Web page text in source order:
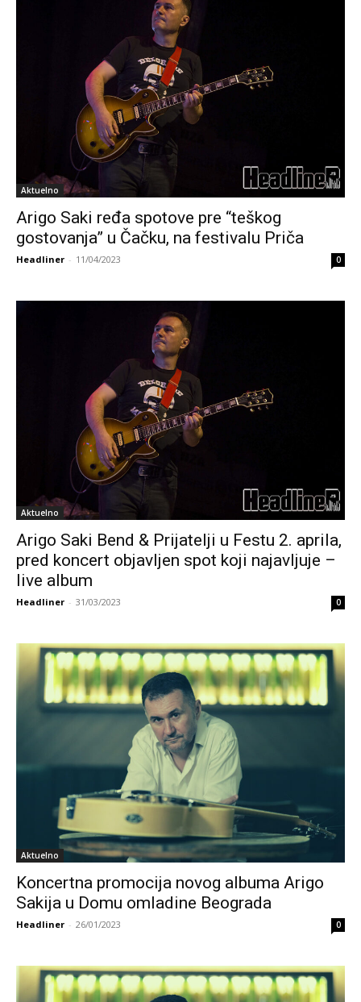
Aktuelno
Arigo Saki ređa spotove pre “teškog
gostovanja” u Čačku, na festivalu Priča
Headliner - 11/04/2023 0
Aktuelno
Arigo Saki Bend & Prijatelji u Festu 2. aprila,
pred koncert objavljen spot koji najavljuje –
live album
Headliner - 31/03/2023 0
Aktuelno
Koncertna promocija novog albuma Arigo
Sakija u Domu omladine Beograda
Headliner - 26/01/2023 0